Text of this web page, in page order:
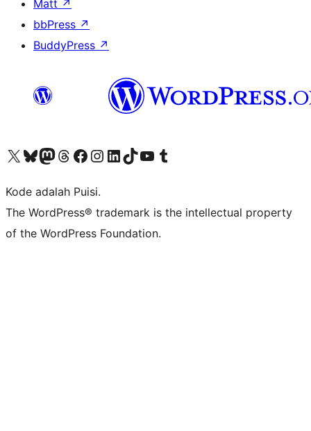
Matt ↗
bbPress ↗
BuddyPress ↗
Kunjungi akun X (sebelumnya Twitter) kamiVisit our Bluesky account
Kunjungi akun Mastodon kami
Visit our Threads account
Kunjungi halaman Facebook kamiKunjungi akun Instagram kamiKunjungi akun LinkedIn kami
Visit our TikTok account
Kunjungi channel YouTube kamiVisit our Tumblr account
Kode adalah Puisi.
The WordPress® trademark is the intellectual property
of the WordPress Foundation.